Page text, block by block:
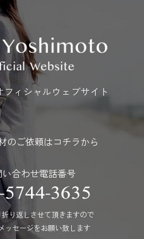
フィシャルウェブサイト
のご依頼はコチラから
合わせ電話番号
5744-3635
り返しさせて頂きますので
ッセージをお願い致します